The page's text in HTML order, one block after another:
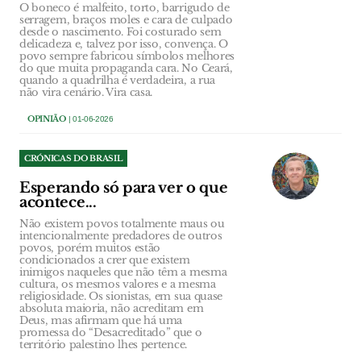
O boneco é malfeito, torto, barrigudo de
serragem, braços moles e cara de culpado
desde o nascimento. Foi costurado sem
delicadeza e, talvez por isso, convença. O
povo sempre fabricou símbolos melhores
do que muita propaganda cara. No Ceará,
quando a quadrilha é verdadeira, a rua
não vira cenário. Vira casa.
OPINIÃO| 01-06-2026
CRÓNICAS DO BRASIL
Esperando só para ver o que
acontece...
Não existem povos totalmente maus ou
intencionalmente predadores de outros
povos, porém muitos estão
condicionados a crer que existem
inimigos naqueles que não têm a mesma
cultura, os mesmos valores e a mesma
religiosidade. Os sionistas, em sua quase
absoluta maioria, não acreditam em
Deus, mas afirmam que há uma
promessa do “Desacreditado” que o
território palestino lhes pertence.